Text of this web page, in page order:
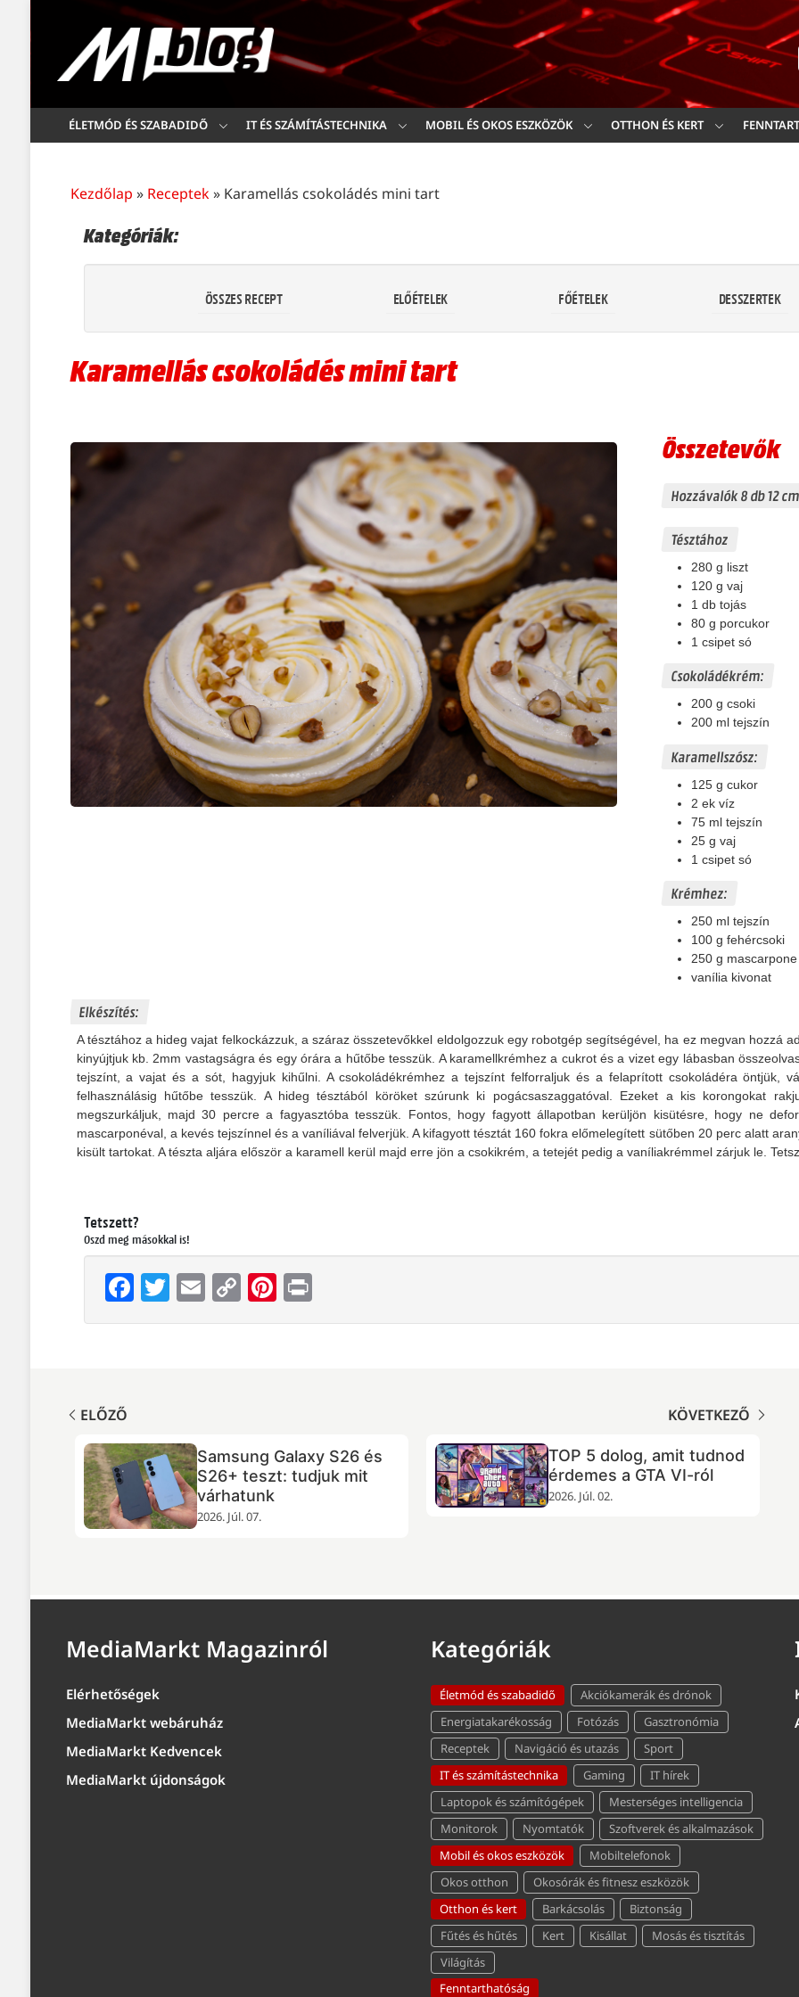
ÉLETMÓD ÉS SZABADIDŐ IT ÉS SZÁMÍTÁSTECHNIKA MOBIL ÉS OKOS ESZKÖZÖK OTTHON ÉS KERT
Kezdőlap » Receptek» Karamellás csokoládés mini tart
Kategóriák:
ÖSSZES RECEPT ELŐÉTELEK FŐÉTELEK DESSZERTEK
Karamellás csokoládés mini tart
Összetevők
Hozzávalók 8 db 12
Tésztához
280 g liszt
120 g vaj
1 db tojás
80 g porcukor
1 csipetsó
Csokoládékrém:
200 g csoki
200 ml tejszín
Karamellszósz:
125 g cukor
2 ek víz
75 ml tejszín
25 g vaj
1 csipetsó
Krémhez:
250 ml tejszín
100 g fehércsoki
250 g mascarpone
vanília kivonat
Elkészítés:
A tésztához a hideg vajat felkockázzuk, a száraz összetevőkkel eldolgozzuk egy robotgép segítségével, ha ez megvan hozzá
kinyújtjuk kb. 2mm vastagságra és egy órára a hűtőbe tesszük. A karamellkrémhez a cukrot és a vizet egy lábasban
tejszínt, a vajat és a sót, hagyjuk kihűlni. A csokoládékrémhez a tejszínt felforraljuk és a felaprított csokoládéra öntjük,
felhasználásig hűtőbe tesszük. A hideg tésztából köröket szúrunk ki pogácsaszaggatóval. Ezeket a kis korongokat
megszurkáljuk, majd 30 percre a fagyasztóba tesszük. Fontos, hogy fagyott állapotban kerüljön kisütésre, hogy ne
mascarponéval, a kevés tejszínnel és a vaníliával felverjük. A kifagyott tésztát 160 fokra előmelegített sütőben 20 perc alatt
kisült tartokat. A tészta aljára először a karamell kerül majd erre jön a csokikrém, a tetejét pedig a vaníliakrémmel zárjuk le.
Tetszett?
Oszd meg másokkal is!
Facebook
Twitter
Email
Copy
Link
Pinterest
Print
ELŐZŐ KÖVETKEZŐ
Samsung Galaxy S26 és
S26+ teszt: tudjuk mit
várhatunk
2026. Júl. 07.
TOP 5 dolog, amit tudnod
érdemes a GTA VI-ról
2026. Júl. 02.
MediaMarkt Magazinról
Elérhetőségek
MediaMarkt webáruház
MediaMarkt Kedvencek
MediaMarkt újdonságok
Kategóriák
Életmód és szabadidő
Akciókamerák és drónok
Energiatakarékosság
Fotózás
Gasztronómia
Receptek
Navigáció és utazás
Sport
IT és számítástechnika
Gaming
IT hírek
Laptopok és számítógépek
Mesterséges intelligencia
Monitorok
Nyomtatók
Szoftverek és alkalmazások
Mobil és okos eszközök
Mobiltelefonok
Okos otthon
Okosórák és fitnesz eszközök
Otthon és kert
Barkácsolás
Biztonság
Fűtés és hűtés
Kert Kisállat
Mosás és tisztítás
Világítás
Fenntarthatóság